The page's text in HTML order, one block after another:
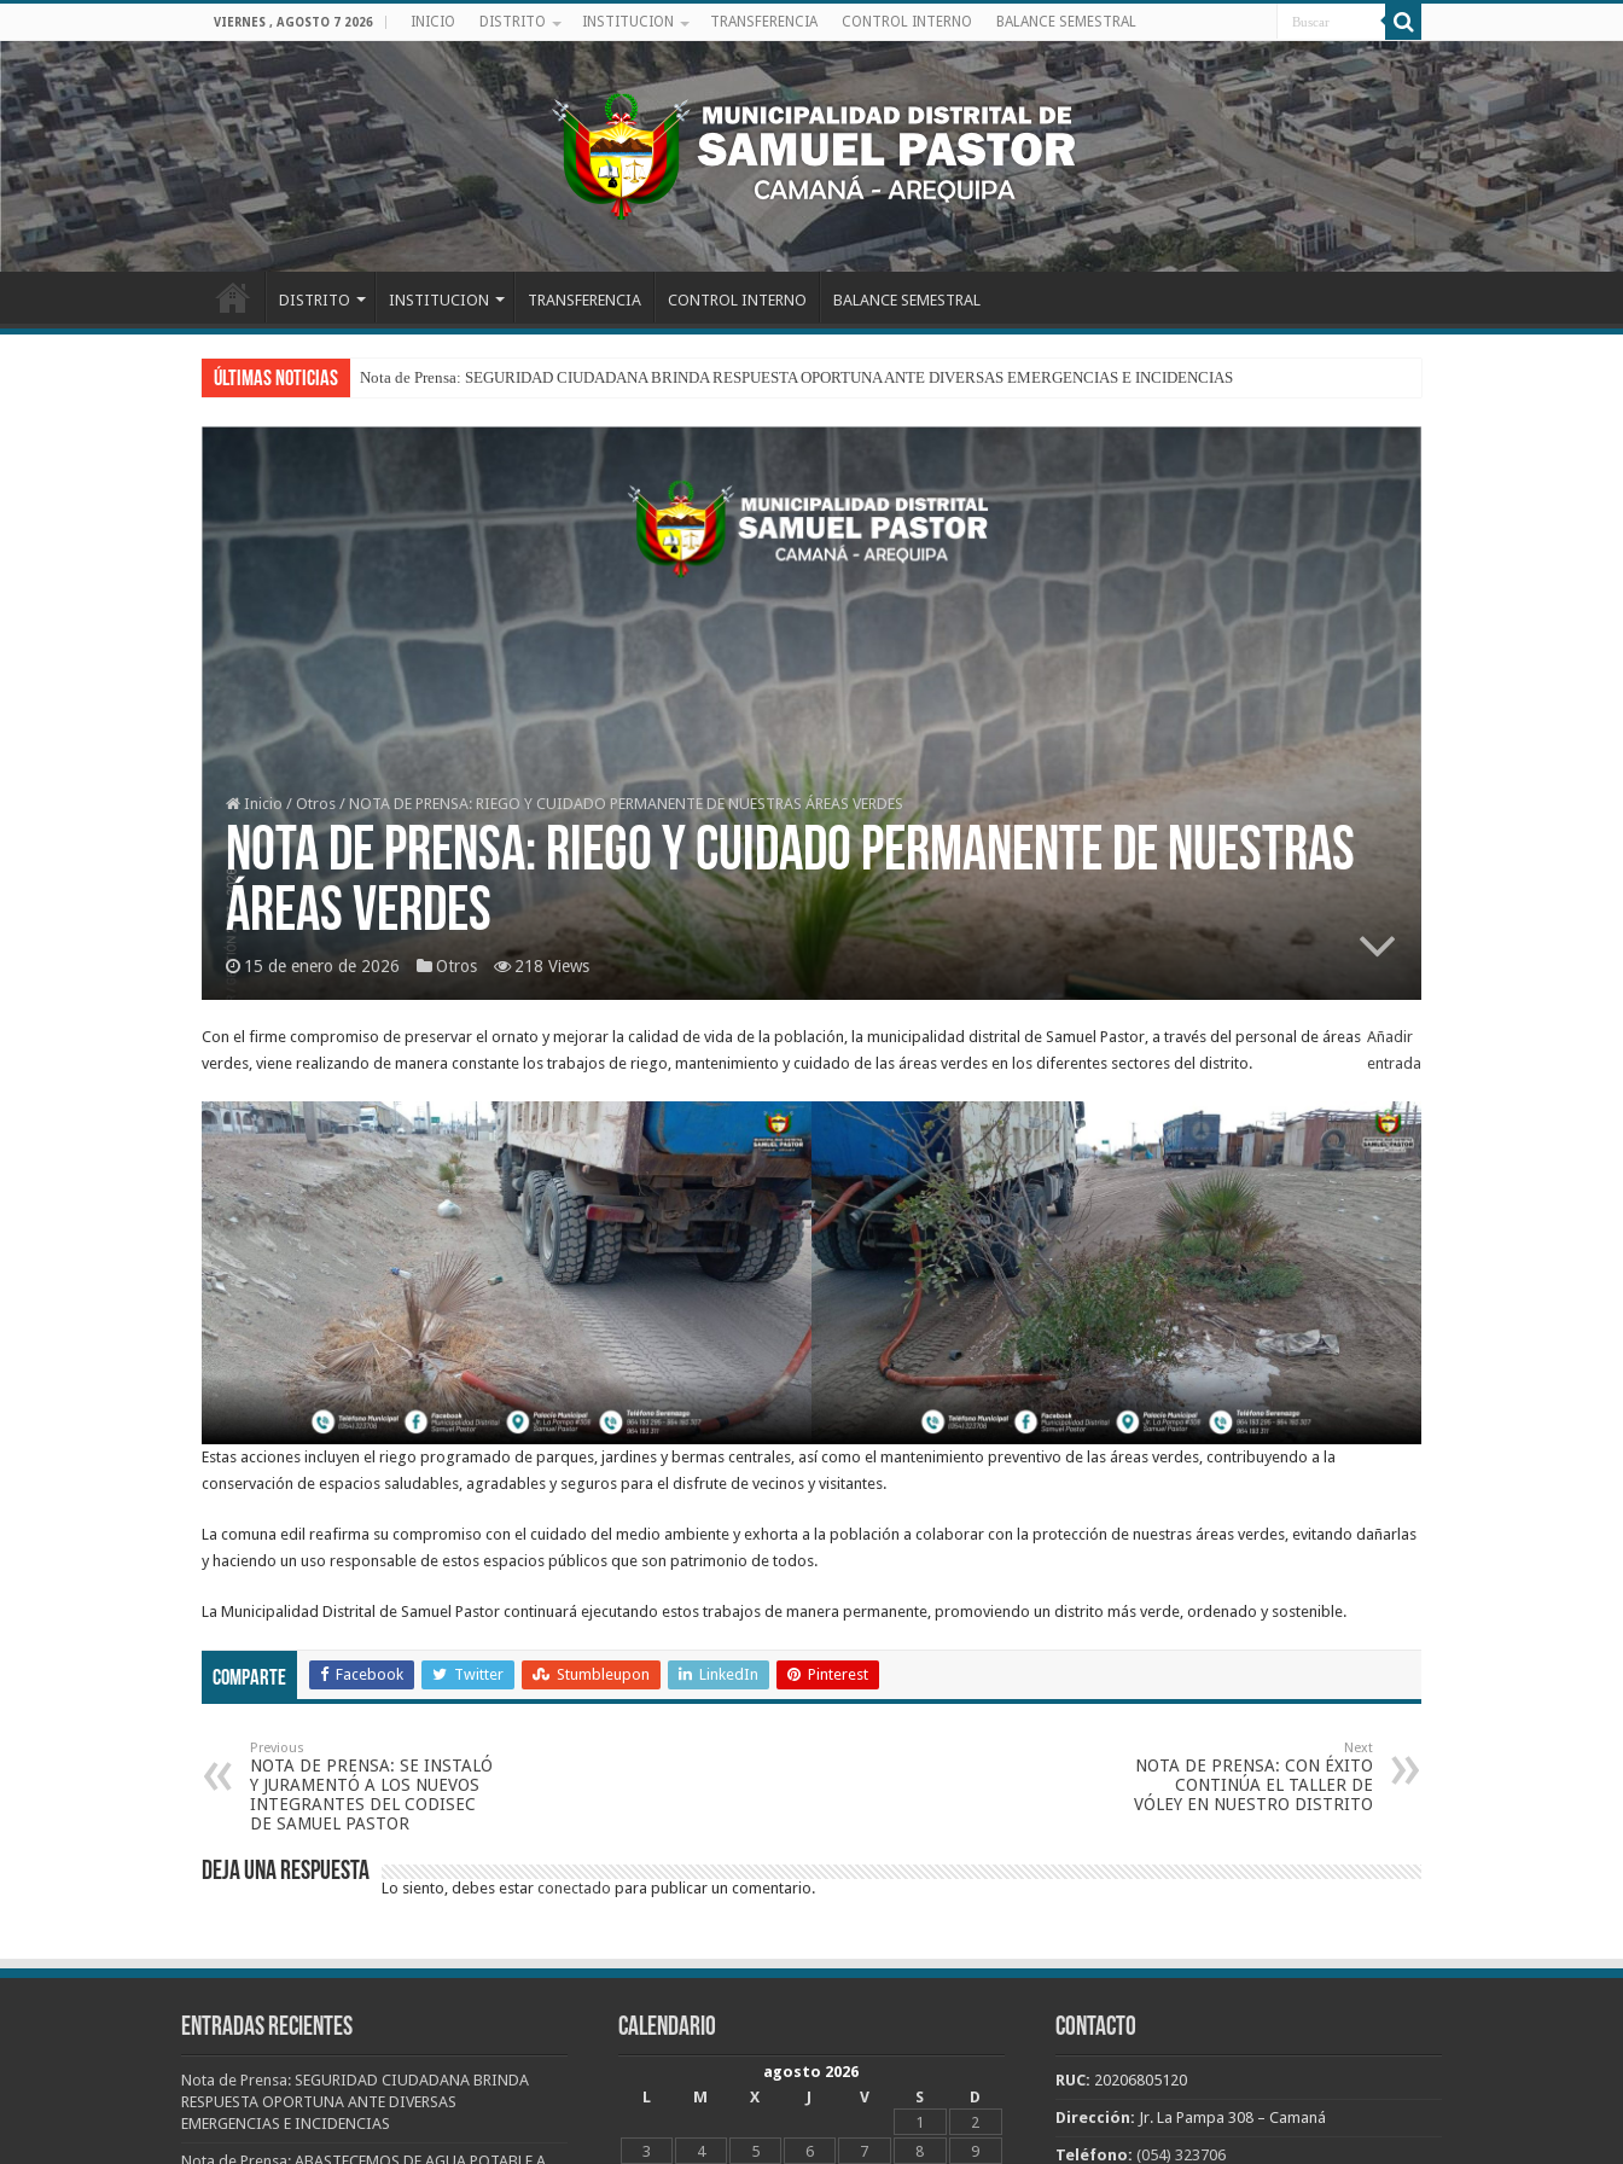
VIERNES , AGOSTO 7 2026 INICIO DISTRITO INSTITUCION TRANSFERENCIA CONTROL INTERNO BALANCE SEMESTRAL
DISTRITO INSTITUCION TRANSFERENCIA CONTROL INTERNO BALANCE SEMESTRAL
Últimas Noticias Nota de Prensa: SEGURIDAD CIUDADANA BRINDA RESPUESTA OPORTUNA ANTE DIVERSAS EMERGENCIAS E INCIDENCIAS
Inicio / Otros / NOTA DE PRENSA: RIEGO Y CUIDADO PERMANENTE DE NUESTRAS ÁREAS VERDES
NOTA DE PRENSA: RIEGO Y CUIDADO PERMANENTE DE NUESTRAS
ÁREAS VERDES
15 de enero de 2026 Otros 218 Views
Con el firme compromiso de preservar el ornato y mejorar la calidad de vida de la población, la municipalidad distrital de Samuel Pastor, a través del personal de áreas
verdes, viene realizando de manera constante los trabajos de riego, mantenimiento y cuidado de las áreas verdes en los diferentes sectores del distrito.
Añadir
entrada
Estas acciones incluyen el riego programado de parques, jardines y bermas centrales, así como el mantenimiento preventivo de las áreas verdes, contribuyendo a la
conservación de espacios saludables, agradables y seguros para el disfrute de vecinos y visitantes.
La comuna edil reafirma su compromiso con el cuidado del medio ambiente y exhorta a la población a colaborar con la protección de nuestras áreas verdes, evitando dañarlas
y haciendo un uso responsable de estos espacios públicos que son patrimonio de todos.
La Municipalidad Distrital de Samuel Pastor continuará ejecutando estos trabajos de manera permanente, promoviendo un distrito más verde, ordenado y sostenible.
Comparte Facebook Twitter Stumbleupon LinkedIn Pinterest
Previous
NOTA DE PRENSA: SE INSTALÓ
Y JURAMENTÓ A LOS NUEVOS
INTEGRANTES DEL CODISEC
DE SAMUEL PASTOR
Next
NOTA DE PRENSA: CON ÉXITO
CONTINÚA EL TALLER DE
VÓLEY EN NUESTRO DISTRITO
Deja una respuesta
Lo siento, debes estar conectado para publicar un comentario.
Entradas recientes
Nota de Prensa: SEGURIDAD CIUDADANA BRINDA
RESPUESTA OPORTUNA ANTE DIVERSAS
EMERGENCIAS E INCIDENCIAS
CALENDARIO
agosto 2026
L
M X J V S
D
1
2
3
4 5 6 7 8 9
CONTACTO
RUC: 20206805120
Dirección: Jr. La Pampa 308 – Camaná
Teléfono: (054) 323706